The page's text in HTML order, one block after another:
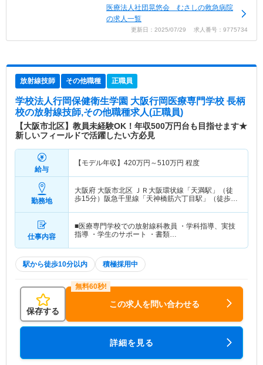
医療法人社団晃悠会 むさしの救急病院
の求人一覧
更新日：2025/07/29 求人番号：9775734
放射線技師 その他職種 正職員
学校法人行岡保健衛生学園 大阪行岡医療専門学校 長柄
校の放射線技師,その他職種求人(正職員)
【大阪市北区】教員未経験OK！年収500万円台も目指せます★
新しいフィールドで活躍したい方必見
給与
【モデル年収】 420万円～510万円 程度
勤務地
大阪府 大阪市北区 ＪＲ大阪環状線「天満駅」（徒
歩15分）阪急千里線「天神橋筋六丁目駅」（徒歩8
仕事内容
■医療専門学校での放射線科教員 ・学科指導、実技
指導 ・学生のサポート ・書類…
駅から徒歩10分以内 積極採用中
保存する
この求人を問い合わせる
詳細を見る